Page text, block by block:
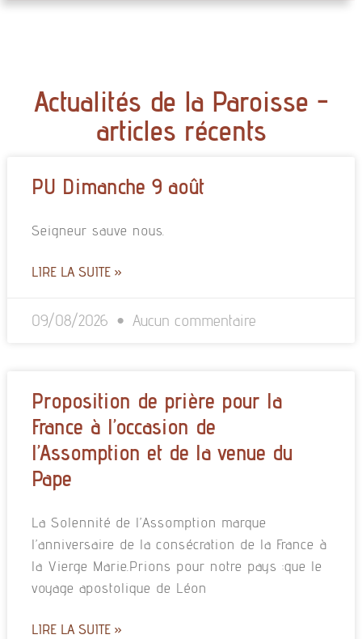
Actualités de la Paroisse -
articles récents
PU Dimanche 9 août
Seigneur sauve nous.
LIRE LA SUITE »
09/08/2026 Aucun commentaire
Proposition de prière pour la
France à l’occasion de
l’Assomption et de la venue du
Pape
La Solennité de l’Assomption marque
l’anniversaire de la consécration de la France à
la Vierge Marie.Prions pour notre pays :que le
voyage apostolique de Léon
LIRE LA SUITE »